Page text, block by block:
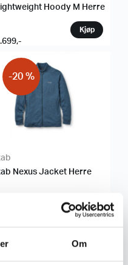
Om
Lightweight Hoody M Herre
,-
-20 %
Nexus Jacket Herre